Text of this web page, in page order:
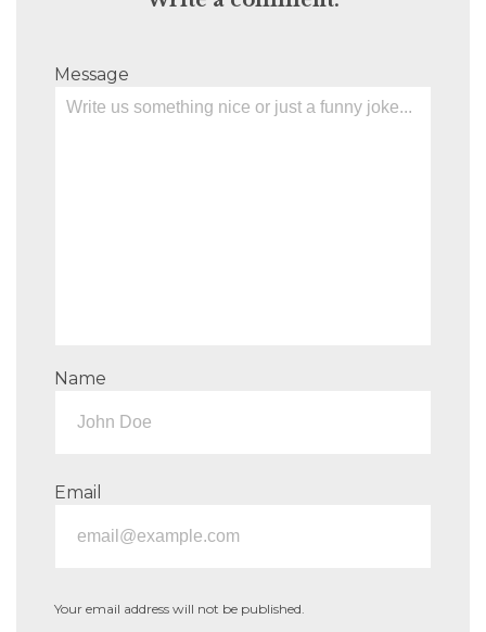
Message
Name
Email
Your email address will not be published.